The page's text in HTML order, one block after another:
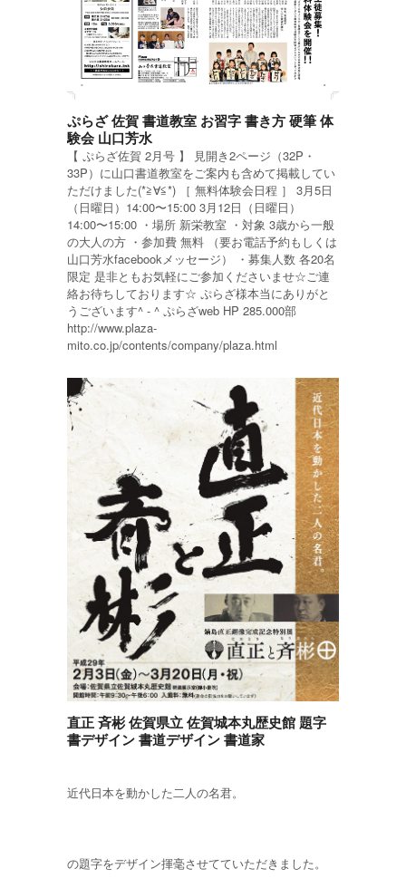
ぷらざ 佐賀 書道教室 お習字 書き方 硬筆 体
験会 山口芳水
【 ぷらざ佐賀 2月号 】 見開き2ページ（32P・
33P）に山口書道教室をご案内も含めて掲載してい
ただけました(*≧∀≦*) ［ 無料体験会日程 ］ 3月5日
（日曜日）14:00〜15:00 3月12日（日曜日）
14:00〜15:00 ・場所 新栄教室 ・対象 3歳から一般
の大人の方 ・参加費 無料 （要お電話予約もしくは
山口芳水facebookメッセージ） ・募集人数 各20名
限定 是非ともお気軽にご参加くださいませ☆ご連
絡お待ちしております☆ ぷらざ様本当にありがと
うございます^ - ^ ぷらざweb HP 285.000部
http://www.plaza-
mito.co.jp/contents/company/plaza.html
直正 斉彬 佐賀県立 佐賀城本丸歴史館 題字
書デザイン 書道デザイン 書道家
近代日本を動かした二人の名君。
の題字をデザイン揮毫させてていただきました。